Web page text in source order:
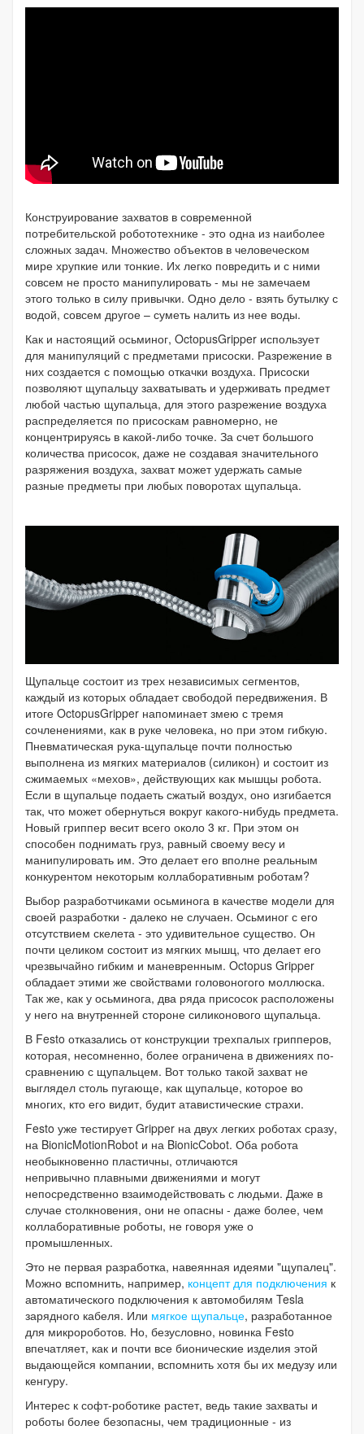
Конструирование захватов в современной
потребительской робототехнике - это одна из наиболее
сложных задач. Множество объектов в человеческом
мире хрупкие или тонкие. Их легко повредить и с ними
совсем не просто манипулировать - мы не замечаем
этого только в силу привычки. Одно дело - взять бутылку с
водой, совсем другое – суметь налить из нее воды.
Как и настоящий осьминог, OctopusGripper использует
для манипуляций с предметами присоски. Разрежение в
них создается с помощью откачки воздуха. Присоски
позволяют щупальцу захватывать и удерживать предмет
любой частью щупальца, для этого разрежение воздуха
распределяется по присоскам равномерно, не
концентрируясь в какой-либо точке. За счет большого
количества присосок, даже не создавая значительного
разряжения воздуха, захват может удержать самые
разные предметы при любых поворотах щупальца.
Щупальце состоит из трех независимых сегментов,
каждый из которых обладает свободой передвижения. В
итоге OctopusGripper напоминает змею с тремя
сочленениями, как в руке человека, но при этом гибкую.
Пневматическая рука-щупальце почти полностью
выполнена из мягких материалов (силикон) и состоит из
сжимаемых «мехов», действующих как мышцы робота.
Если в щупальце подаеть сжатый воздух, оно изгибается
так, что может обернуться вокруг какого-нибудь предмета.
Новый гриппер весит всего около 3 кг. При этом он
способен поднимать груз, равный своему весу и
манипулировать им. Это делает его вполне реальным
конкурентом некоторым коллаборативным роботам?
Выбор разработчиками осьминога в качестве модели для
своей разработки - далеко не случаен. Осьминог с его
отсутствием скелета - это удивительное существо. Он
почти целиком состоит из мягких мышц, что делает его
чрезвычайно гибким и маневренным. Octopus Gripper
обладает этими же свойствами головоногого моллюска.
Так же, как у осьминога, два ряда присосок расположены
у него на внутренней стороне силиконового щупальца.
В Festo отказались от конструкции трехпалых грипперов,
которая, несомненно, более ограничена в движениях по-
сравнению с щупальцем. Вот только такой захват не
выглядел столь пугающе, как щупальце, которое во
многих, кто его видит, будит атавистические страхи.
Festo уже тестирует Gripper на двух легких роботах сразу,
на BionicMotionRobot и на BionicCobot. Оба робота
необыкновенно пластичны, отличаются
непривычно плавными движениями и могут
непосредственно взаимодействовать с людьми. Даже в
случае столкновения, они не опасны - даже более, чем
коллаборативные роботы, не говоря уже о
промышленных.
Это не первая разработка, навеянная идеями "щупалец".
Можно вспомнить, например, концепт для подключения к
автоматического подключения к автомобилям Tesla
зарядного кабеля. Или мягкое щупальце, разработанное
для микророботов. Но, безусловно, новинка Festo
впечатляет, как и почти все бионические изделия этой
выдающейся компании, вспомнить хотя бы их медузу или
кенгуру.
Интерес к софт-роботике растет, ведь такие захваты и
роботы более безопасны, чем традиционные - из